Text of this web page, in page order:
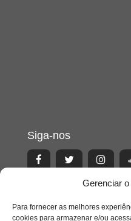
Gerenciar
Para fornecer as melhores
cookies para armazenar e/ou
Siga-nos